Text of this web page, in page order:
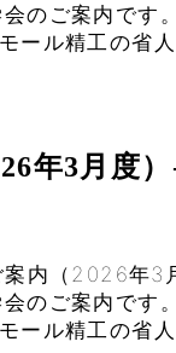
のご案内です
ール精工の省
年3月度
内（2026年3
のご案内です
ール精工の省